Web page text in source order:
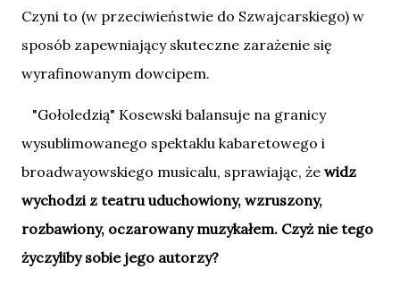
Czyni to (w przeciwieństwie do Szwajcarskiego) w
sposób zapewniający skuteczne zarażenie się
wyrafinowanym dowcipem.
"Gołoledzią" Kosewski balansuje na granicy
wysublimowanego spektaklu kabaretowego i
broadwayowskiego musicalu, sprawiając, że widz
wychodzi z teatru uduchowiony, wzruszony,
rozbawiony, oczarowany muzykałem. Czyż nie tego
życzyliby sobie jego autorzy?